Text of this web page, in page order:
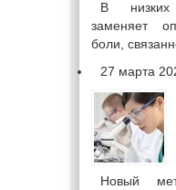
В низких
заменяет
боли,
27 марта
Новый